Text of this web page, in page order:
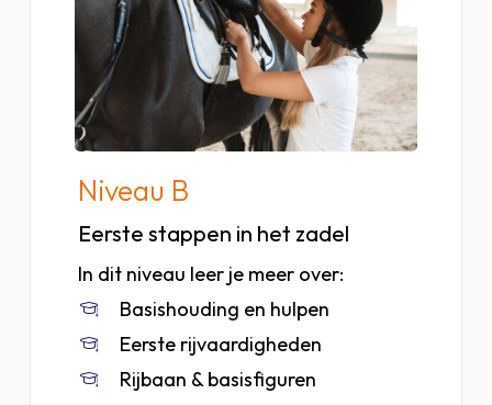
Niveau B
Eerste stappen in het zadel
In dit niveau leer je meer over:
Basishouding en hulpen
Eerste rijvaardigheden
Rijbaan & basisfiguren